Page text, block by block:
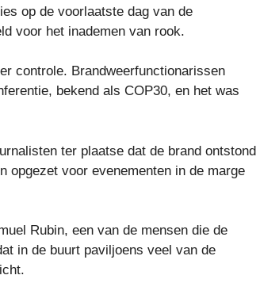
op de voorlaatste dag van de
voor het inademen van rook.
controle. Brandweerfunctionarissen
bekend als COP30, en het was
ter plaatse dat de brand ontstond
opgezet voor evenementen in de marge
Rubin, een van de mensen die de
in de buurt paviljoens veel van de